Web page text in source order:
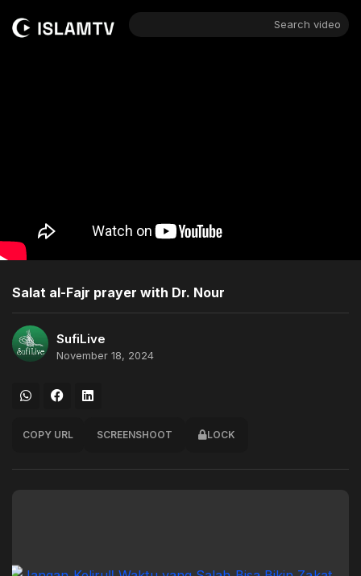
Search video
Salat al-Fajr prayer with Dr. Nour
SufiLive
November 18, 2024
COPY URL SCREENSHOOT LOCK